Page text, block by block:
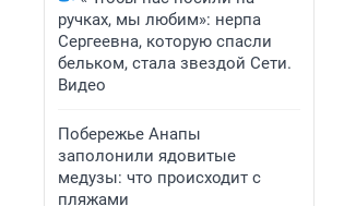
ручках, мы любим»: нерпа
Сергеевна, которую спасли
бельком, стала звездой Сети.
Видео
Побережье Анапы
заполонили ядовитые
медузы: что происходит с
пляжами